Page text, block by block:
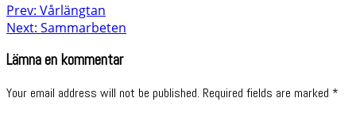
Prev: Vårlängtan
Next: Sammarbeten
Lämna en kommentar
Your email address will not be published. Required fields are marked *